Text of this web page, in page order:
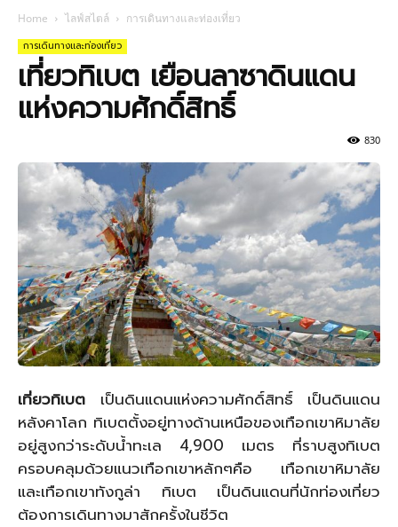
Home ไลฟ์สไตล์ การเดินทางและท่องเที่ยว
การเดินทางและท่องเที่ยว
เที่ยวทิเบต เยือนลาซาดินแดน
แห่งความศักดิ์สิทธิ์
830
เที่ยวทิเบต เป็นดินแดนแห่งความศักดิ์สิทธิ์ เป็นดินแดน
หลังคาโลก ทิเบตตั้งอยู่ทางด้านเหนือของเทือกเขาหิมาลัย
อยู่สูงกว่าระดับน้ำทะเล 4,900 เมตร ที่ราบสูงทิเบต
ครอบคลุมด้วยแนวเทือกเขาหลักๆคือ เทือกเขาหิมาลัย
และเทือกเขาทังกูล่า ทิเบต เป็นดินแดนที่นักท่องเที่ยว
ต้องการเดินทางมาสักครั้งในชีวิต